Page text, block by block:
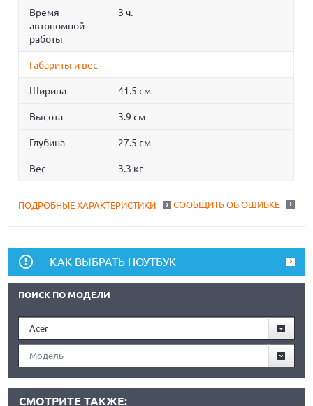
Время
автономной
работы
3 ч.
Габариты и вес
Ширина 41.5 см
Высота 3.9 см
Глубина 27.5 см
Вес 3.3 кг
СООБЩИТЬ ОБ ОШИБКЕ
ПОДРОБНЫЕ ХАРАКТЕРИСТИКИ
КАК ВЫБРАТЬ НОУТБУК
ПОИСК ПО МОДЕЛИ
Acer
Модель
СМОТРИТЕ ТАКЖЕ: